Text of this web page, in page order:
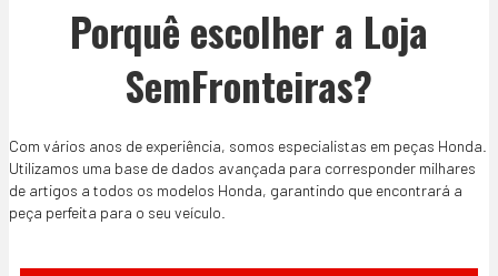
Porquê escolher a Loja
SemFronteiras?
Com vários anos de experiência, somos especialistas em peças Honda.
Utilizamos uma base de dados avançada para corresponder milhares
de artigos a todos os modelos Honda, garantindo que encontrará a
peça perfeita para o seu veículo.